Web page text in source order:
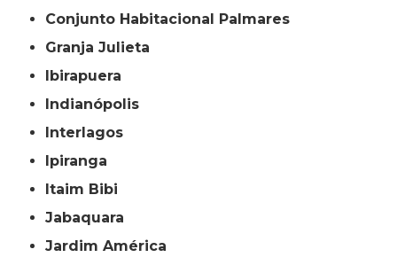
Conjunto Habitacional Palmares
Granja Julieta
Ibirapuera
Indianópolis
Interlagos
Ipiranga
Itaim Bibi
Jabaquara
Jardim América